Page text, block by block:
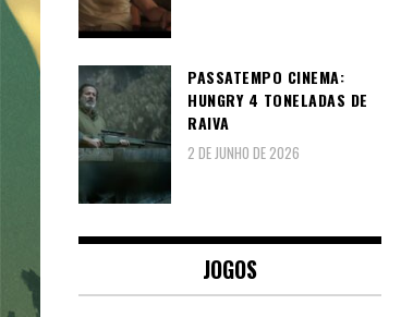
PASSATEMPO CINEMA:
HUNGRY 4 TONELADAS DE
RAIVA
2 DE JUNHO DE 2026
JOGOS